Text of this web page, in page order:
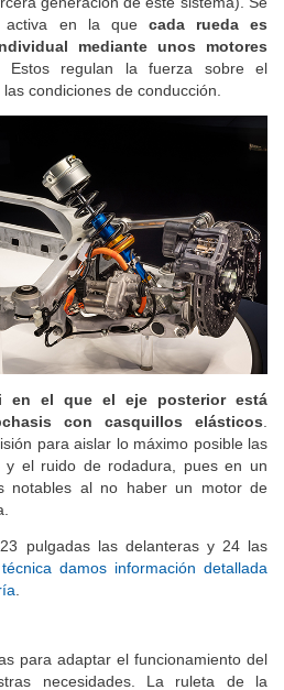
activa en la que cada rueda es
mediante unos motores
regulan la fuerza sobre el
condiciones de conducción.
en el que el eje posterior está
con casquillos elásticos.
para aislar lo máximo posible las
y el ruido de rodadura, pues en un
notables al no haber un motor de
pulgadas las delanteras y 24 las
damos información detallada
.
para adaptar el funcionamiento del
necesidades. La ruleta de la